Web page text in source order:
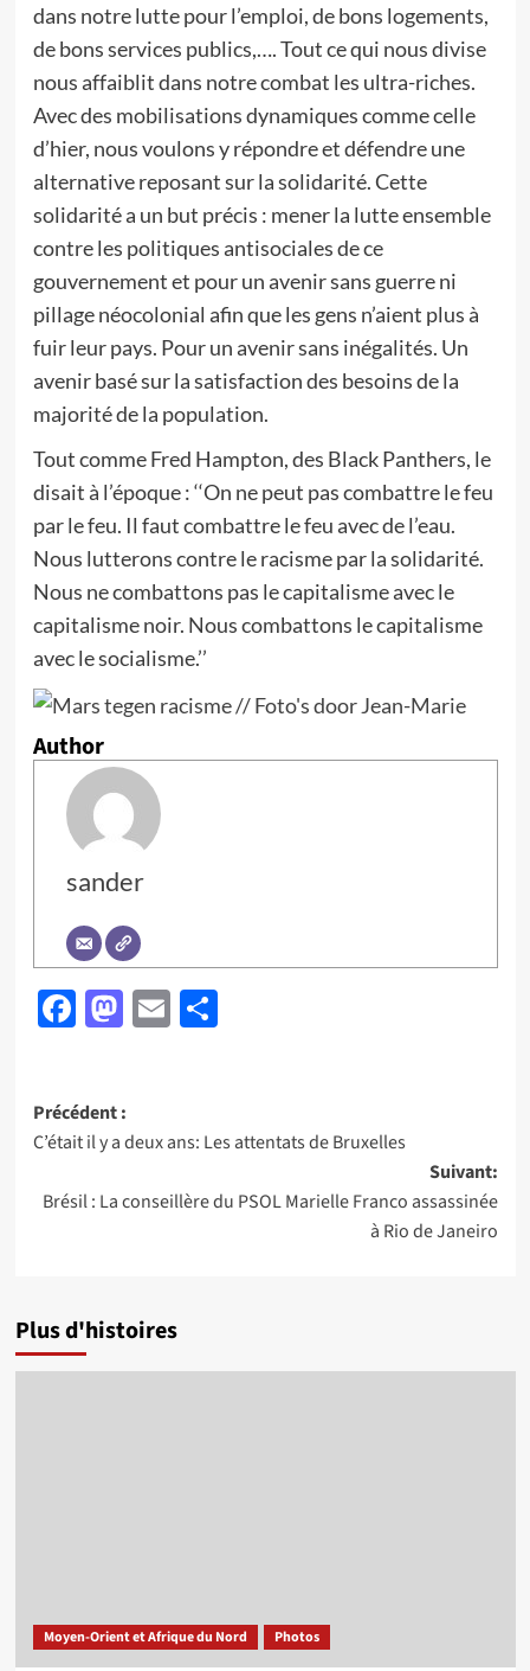
dans notre lutte pour l’emploi, de bons logements,
de bons services publics,…. Tout ce qui nous divise
nous affaiblit dans notre combat les ultra-riches.
Avec des mobilisations dynamiques comme celle
d’hier, nous voulons y répondre et défendre une
alternative reposant sur la solidarité. Cette
solidarité a un but précis : mener la lutte ensemble
contre les politiques antisociales de ce
gouvernement et pour un avenir sans guerre ni
pillage néocolonial afin que les gens n’aient plus à
fuir leur pays. Pour un avenir sans inégalités. Un
avenir basé sur la satisfaction des besoins de la
majorité de la population.
Tout comme Fred Hampton, des Black Panthers, le
disait à l’époque : ‘‘On ne peut pas combattre le feu
par le feu. Il faut combattre le feu avec de l’eau.
Nous lutterons contre le racisme par la solidarité.
Nous ne combattons pas le capitalisme avec le
capitalisme noir. Nous combattons le capitalisme
avec le socialisme.’’
Author
sander
Facebook
Mastodon
EmailPartager
Navigation
d’article
Précédent :
C’était il y a deux ans: Les attentats de Bruxelles
Suivant:
Brésil : La conseillère du PSOL Marielle Franco assassinée
à Rio de Janeiro
Plus d'histoires
Moyen-Orient et Afrique du Nord Photos